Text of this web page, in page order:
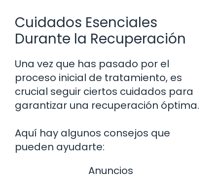
Cuidados Esenciales
Durante la Recuperación
Una vez que has pasado por el
proceso inicial de tratamiento, es
crucial seguir ciertos cuidados para
garantizar una recuperación óptima.
Aquí hay algunos consejos que
pueden ayudarte:
Anuncios